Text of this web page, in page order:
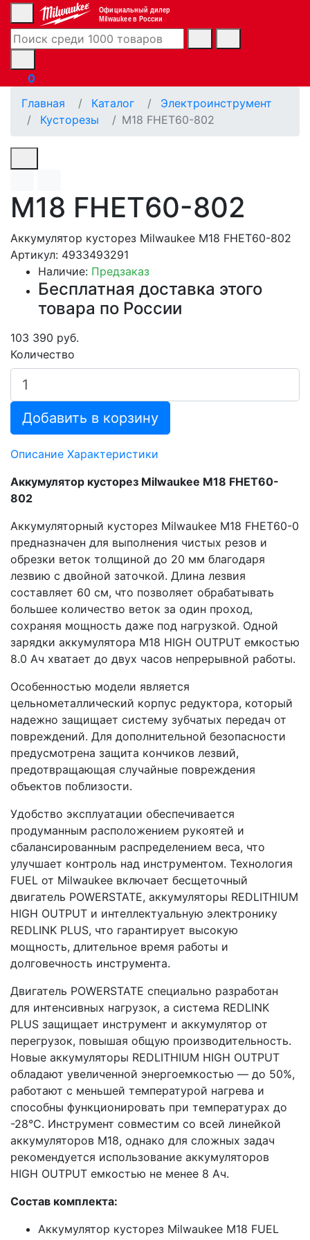
Официальный дилер
Milwaukee в России
0
Главная
Каталог
Электроинструмент
Кусторезы
M18 FHET60-802
M18 FHET60-802
Аккумулятор кусторез Milwaukee M18 FHET60-802
Артикул: 4933493291
Наличие: Предзаказ
Бесплатная доставка этого
товара по России
103 390 руб.
Количество
Добавить в корзину
Описание Характеристики
Аккумулятор кусторез Milwaukee M18 FHET60-
802
Аккумуляторный кусторез Milwaukee M18 FHET60-0
предназначен для выполнения чистых резов и
обрезки веток толщиной до 20 мм благодаря
лезвию с двойной заточкой. Длина лезвия
составляет 60 см, что позволяет обрабатывать
большее количество веток за один проход,
сохраняя мощность даже под нагрузкой. Одной
зарядки аккумулятора M18 HIGH OUTPUT емкостью
8.0 Ач хватает до двух часов непрерывной работы.
Особенностью модели является
цельнометаллический корпус редуктора, который
надежно защищает систему зубчатых передач от
повреждений. Для дополнительной безопасности
предусмотрена защита кончиков лезвий,
предотвращающая случайные повреждения
объектов поблизости.
Удобство эксплуатации обеспечивается
продуманным расположением рукоятей и
сбалансированным распределением веса, что
улучшает контроль над инструментом. Технология
FUEL от Milwaukee включает бесщеточный
двигатель POWERSTATE, аккумуляторы REDLITHIUM
HIGH OUTPUT и интеллектуальную электронику
REDLINK PLUS, что гарантирует высокую
мощность, длительное время работы и
долговечность инструмента.
Двигатель POWERSTATE специально разработан
для интенсивных нагрузок, а система REDLINK
PLUS защищает инструмент и аккумулятор от
перегрузок, повышая общую производительность.
Новые аккумуляторы REDLITHIUM HIGH OUTPUT
обладают увеличенной энергоемкостью — до 50%,
работают с меньшей температурой нагрева и
способны функционировать при температурах до
-28°C. Инструмент совместим со всей линейкой
аккумуляторов M18, однако для сложных задач
рекомендуется использование аккумуляторов
HIGH OUTPUT емкостью не менее 8 Ач.
Состав комплекта:
Аккумулятор кусторез Milwaukee M18 FUEL